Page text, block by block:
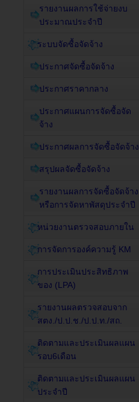
รายงานผลการใช้จ่ายงบ
ประมาณประจำปี
ระบบจัดซื้อจัดจ้าง
ประกาศจัดซื้อจัดจ้าง
ประกาศราคากลาง
ประกาศแผนการจัดซื้อจัด
จ้าง
ประกาศผลการจัดซื้อจัดจ้าง
สรุปผลจัดซื้อจัดจ้าง
รายงานผลการจัดซื้อจัดจ้าง
หรือการจัดหาพัสดุประจำปี
หน่วยงานตรวจสอบภายใน
การจัดการองค์ความรู้ KM
การประเมินประสิทธิภาพ
ของ (LPA)
รายงานผลตรวจสอบจาก
สตง./ป.ป.ช./ป.ป.ท./สถ.
ติดตามและประเมินผลแผน
รอบ6เดือน
ติดตามและประเมินผลแผน
ประจำปี